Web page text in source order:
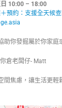
日 10:00 – 18:00
預約：支援全天候
助你發掘屬於你家庭
倉老闆仔- Matt
間焦慮，讓生活更輕